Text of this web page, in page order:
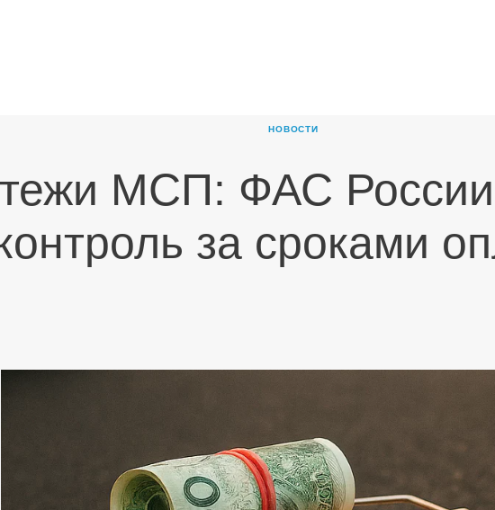
НОВОСТИ
МСП: ФАС России
за сроками
НОВОСТИ
КАРЬЕРА
ПАРТНЕРЫ